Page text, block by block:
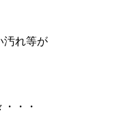
汚れ等が
・・